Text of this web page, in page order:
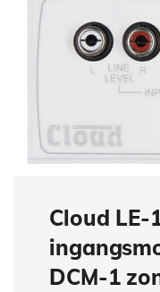
Cloud LE-
DCM-1